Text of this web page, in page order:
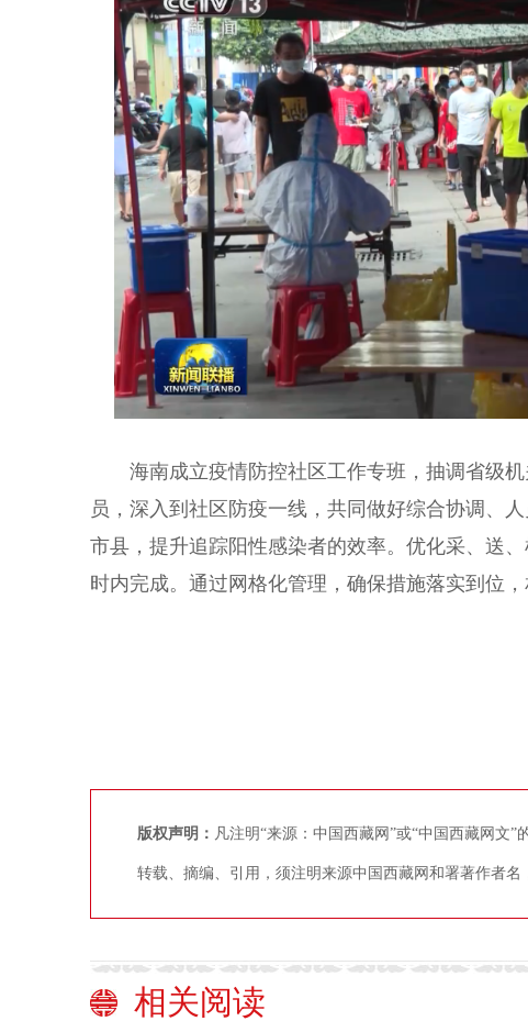
海南成立疫情防控社区工作专班，抽调省级机
员，深入到社区防疫一线，共同做好综合协调、
市县，提升追踪阳性感染者的效率。优化采、送
时内完成。通过网格化管理，确保措施落实到位，
版权声明： 凡注明“来源：中国西藏网”或“中国西藏网文
转载、摘编、引用，须注明来源中国西藏网和署著作者名
相关阅读